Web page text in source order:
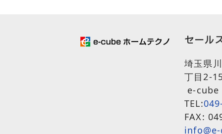
セール
埼玉県
丁目2-
e-cube
TEL:
FAX: